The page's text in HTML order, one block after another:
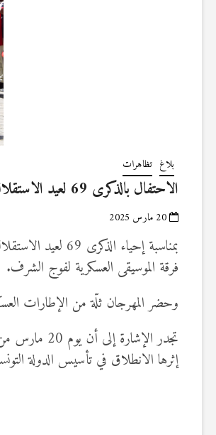
بلاغ تظاهرات
الاحتفال بالذكرى 69 لعيد الاستقلال (صور+فيديو)
20 مارس 2025
فرقة الموسيقى العسكرية لفوج الشرف.
وحضر المهرجان ثلّة من الإطارات
إثرها الانطلاق في تأسيس الدولة